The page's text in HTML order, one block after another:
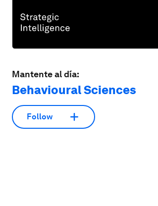
Mantente al día:
Behavioural Sciences
Follow